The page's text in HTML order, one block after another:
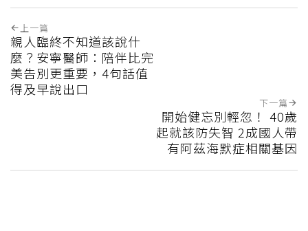
上一篇
親人臨終不知道該說什
麼？安寧醫師：陪伴比完
美告別更重要，4句話值
得及早說出口
下一篇
開始健忘別輕忽！ 40歲
起就該防失智 2成國人帶
有阿茲海默症相關基因